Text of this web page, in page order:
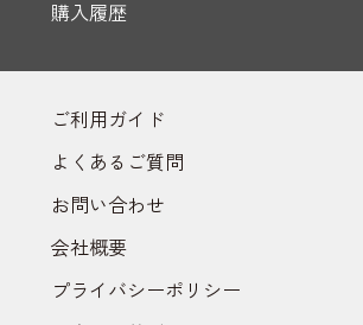
購入履歴
ご利用ガイド
よくあるご質問
お問い合わせ
会社概要
プライバシーポリシー